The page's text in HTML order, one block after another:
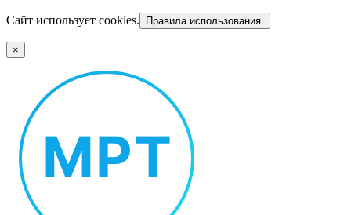
Сайт использует cookies. Правила использования.
×